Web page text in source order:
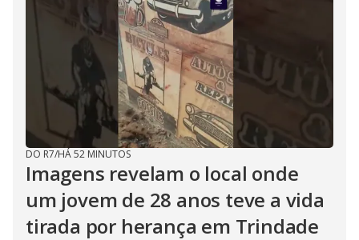
DO R7/HÁ 52 MINUTOS
Imagens revelam o local onde
um jovem de 28 anos teve a vida
tirada por herança em Trindade